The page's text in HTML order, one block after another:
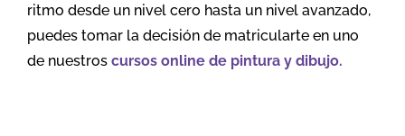
ritmo desde un nivel cero hasta un nivel avanzado,
puedes tomar la decisión de matricularte en uno
de nuestros cursos online de pintura y dibujo.